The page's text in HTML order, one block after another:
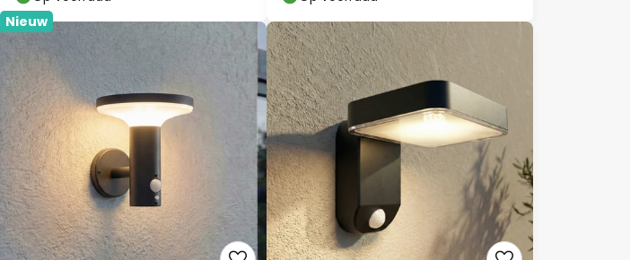
Nieuw
Sluiten
Extra korting